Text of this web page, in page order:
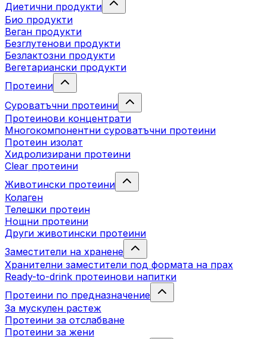
Диетични продукти
Био продукти
Веган продукти
Безглутенови продукти
Безлактозни продукти
Вегетариански продукти
Протеини
Суроватъчни протеини
Протеинови концентрати
Многокомпонентни суроватъчни протеини
Протеин изолат
Хидролизирани протеини
Clear протеини
Животински протеини
Колаген
Телешки протеин
Нощни протеини
Други животински протеини
Заместители на хранене
Хранителни заместители под формата на прах
Ready-to-drink протеинови напитки
Протеини по предназначение
За мускулен растеж
Протеини за отслабване
Протеини за жени